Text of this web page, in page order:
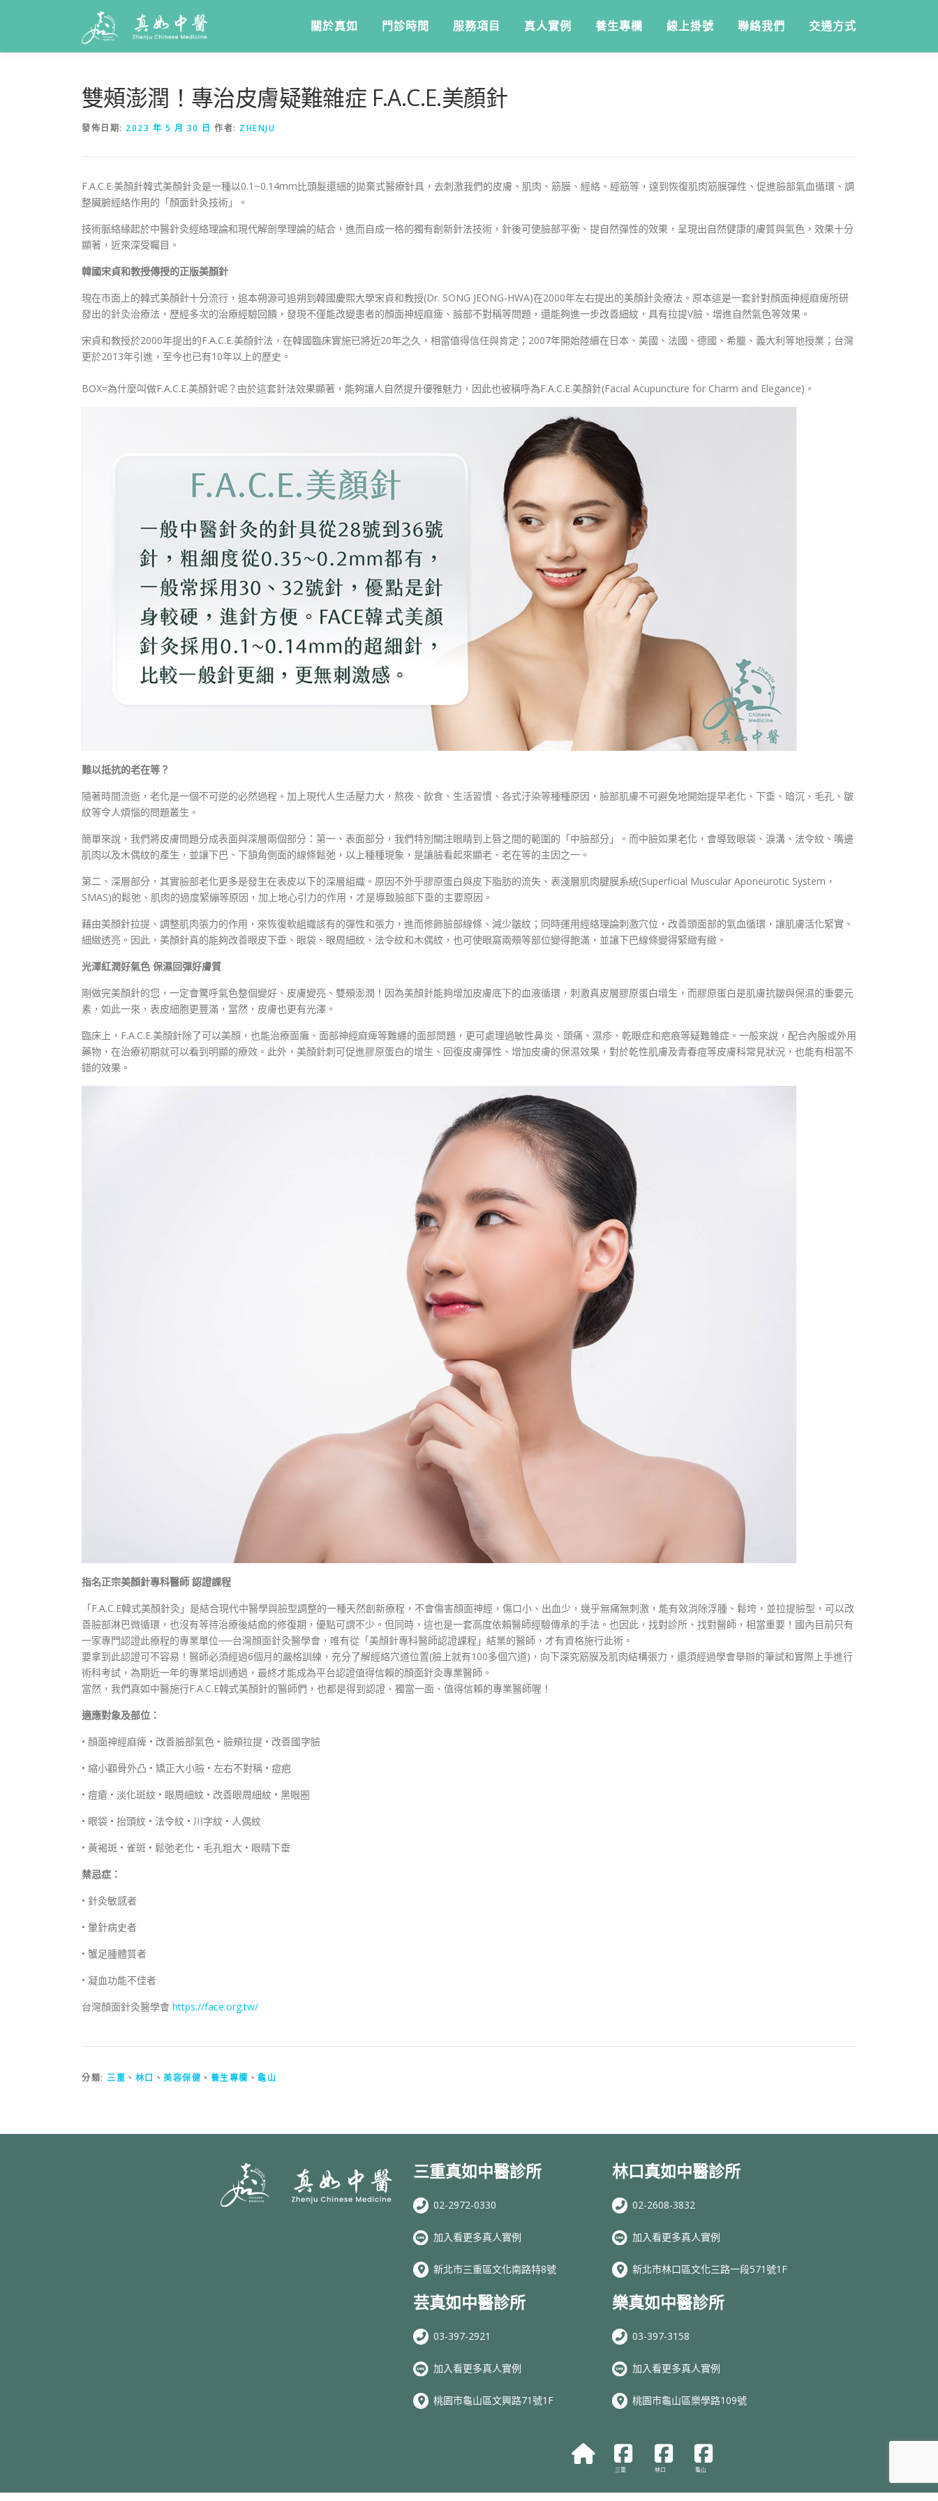
關於真如 門診時間 服務項目 真人實例 養生專欄 線上掛號 聯絡我們 交通方式
雙頰澎潤！專治皮膚疑難雜症 F.A.C.E.美顏針
發佈日期: 2023 年 5 月 30 日 作者: ZHENJU
F.A.C.E.美顏針韓式美顏針灸是一種以0.1~0.14mm比頭髮還細的拋棄式醫療針具，去刺激我們的皮膚、肌肉、筋膜、經絡、經筋等，達到恢復肌肉筋膜彈性、促進臉部氣血循環、調
整臟腑經絡作用的「顏面針灸技術」。
技術脈絡緣起於中醫針灸經絡理論和現代解剖學理論的結合，進而自成一格的獨有創新針法技術，針後可使臉部平衡、提自然彈性的效果，呈現出自然健康的膚質與氣色，效果十分
顯著，近來深受矚目。
韓國宋貞和教授傳授的正版美顏針
現在市面上的韓式美顏針十分流行，追本朔源可追朔到韓國慶熙大學宋貞和教授(Dr. SONG JEONG-HWA)在2000年左右提出的美顏針灸療法。原本這是一套針對顏面神經麻痺所研
發出的針灸治療法，歷經多次的治療經驗回饋，發現不僅能改變患者的顏面神經麻痺、臉部不對稱等問題，還能夠進一步改善細紋，具有拉提V臉、增進自然氣色等效果。
宋貞和教授於2000年提出的F.A.C.E.美顏針法，在韓國臨床實施已將近20年之久，相當值得信任與肯定；2007年開始陸續在日本、美國、法國、德國、希臘、義大利等地授業；台灣
更於2013年引進，至今也已有10年以上的歷史。
BOX=為什麼叫做F.A.C.E.美顏針呢？由於這套針法效果顯著，能夠讓人自然提升優雅魅力，因此也被稱呼為F.A.C.E.美顏針(Facial Acupuncture for Charm and Elegance)。
難以抵抗的老在等？
隨著時間流逝，老化是一個不可逆的必然過程。加上現代人生活壓力大，熬夜、飲食、生活習慣、各式汙染等種種原因，臉部肌膚不可避免地開始提早老化、下垂、暗沉、毛孔、皺
紋等令人煩惱的問題叢生。
簡單來說，我們將皮膚問題分成表面與深層兩個部分：第一、表面部分，我們特別關注眼睛到上唇之間的範圍的「中臉部分」。而中臉如果老化，會導致眼袋、淚溝、法令紋、嘴邊
肌肉以及木偶紋的產生，並讓下巴、下頷角側面的線條鬆弛，以上種種現象，是讓臉看起來顯老、老在等的主因之一。
第二、深層部分，其實臉部老化更多是發生在表皮以下的深層組織。原因不外乎膠原蛋白與皮下脂肪的流失、表淺層肌肉腱膜系統(Superficial Muscular Aponeurotic System，
SMAS)的鬆弛、肌肉的過度緊繃等原因，加上地心引力的作用，才是導致臉部下垂的主要原因。
藉由美顏針拉提、調整肌肉張力的作用，來恢復軟組織該有的彈性和張力，進而修飾臉部線條、減少皺紋；同時運用經絡理論刺激穴位，改善頭面部的氣血循環，讓肌膚活化緊實、
細緻透亮。因此，美顏針真的能夠改善眼皮下垂、眼袋、眼周細紋、法令紋和木偶紋，也可使眼窩兩頰等部位變得飽滿，並讓下巴線條變得緊緻有緻。
光澤紅潤好氣色 保濕回彈好膚質
剛做完美顏針的您，一定會驚呼氣色整個變好、皮膚變亮、雙頰澎潤！因為美顏針能夠增加皮膚底下的血液循環，刺激真皮層膠原蛋白增生，而膠原蛋白是肌膚抗皺與保濕的重要元
素，如此一來，表皮細胞更豐滿，當然，皮膚也更有光澤。
臨床上，F.A.C.E.美顏針除了可以美顏，也能治療面癱、面部神經麻痺等難纏的面部問題，更可處理過敏性鼻炎、頭痛、濕疹、乾眼症和疤痕等疑難雜症。一般來說，配合內服或外用
藥物，在治療初期就可以看到明顯的療效。此外，美顏針刺可促進膠原蛋白的增生、回復皮膚彈性、增加皮膚的保濕效果，對於乾性肌膚及青春痘等皮膚科常見狀況，也能有相當不
錯的效果。
指名正宗美顏針專科醫師 認證課程
「F.A.C.E韓式美顏針灸」是結合現代中醫學與臉型調整的一種天然創新療程，不會傷害顏面神經，傷口小、出血少，幾乎無痛無刺激，能有效消除浮腫、鬆垮，並拉提臉型，可以改
善臉部淋巴微循環，也沒有等待治療後結痂的修復期，優點可謂不少。但同時，這也是一套高度依賴醫師經驗傳承的手法。也因此，找對診所、找對醫師，相當重要！國內目前只有
一家專門認證此療程的專業單位──台灣顏面針灸醫學會，唯有從「美顏針專科醫師認證課程」結業的醫師，才有資格施行此術。
要拿到此認證可不容易！醫師必須經過6個月的嚴格訓練，充分了解經絡穴道位置(臉上就有100多個穴道)，向下深究筋膜及肌肉結構張力，還須經過學會舉辦的筆試和實際上手進行
術科考試，為期近一年的專業培訓通過，最終才能成為平台認證值得信賴的顏面針灸專業醫師。
當然，我們真如中醫施行F.A.C.E韓式美顏針的醫師們，也都是得到認證、獨當一面、值得信賴的專業醫師喔！
適應對象及部位：
• 顏面神經麻痺 • 改善臉部氣色 • 臉頰拉提 • 改善國字臉
• 縮小顴骨外凸 • 矯正大小臉 • 左右不對稱 • 痘疤
• 痘瘡 • 淡化斑紋 • 眼周細紋 • 改善眼周細紋 • 黑眼圈
• 眼袋 • 抬頭紋 • 法令紋 • 川字紋 • 人偶紋
• 黃褐斑 • 雀斑 • 鬆弛老化 • 毛孔粗大 • 眼睛下垂
禁忌症：
• 針灸敏感者
• 暈針病史者
• 蟹足腫體質者
• 凝血功能不佳者
台灣顏面針灸醫學會 https://face.org.tw/
分類: 三重 、 林口 、 美容保健 、 養生專欄 、 龜山
三重真如中醫診所
02-2972-0330
加入看更多真人實例
新北市三重區文化南路特8號
芸真如中醫診所
03-397-2921
加入看更多真人實例
桃園市龜山區文興路71號1F
林口真如中醫診所
02-2608-3832
加入看更多真人實例
新北市林口區文化三路一段571號1F
樂真如中醫診所
03-397-3158
加入看更多真人實例
桃園市龜山區樂學路109號